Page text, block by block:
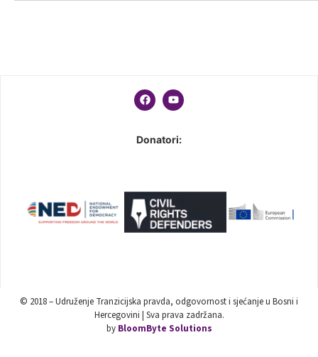
Donatori:
© 2018 – Udruženje Tranzicijska pravda, odgovornost i sjećanje u Bosni i
Hercegovini | Sva prava zadržana.
by BloomByte Solutions